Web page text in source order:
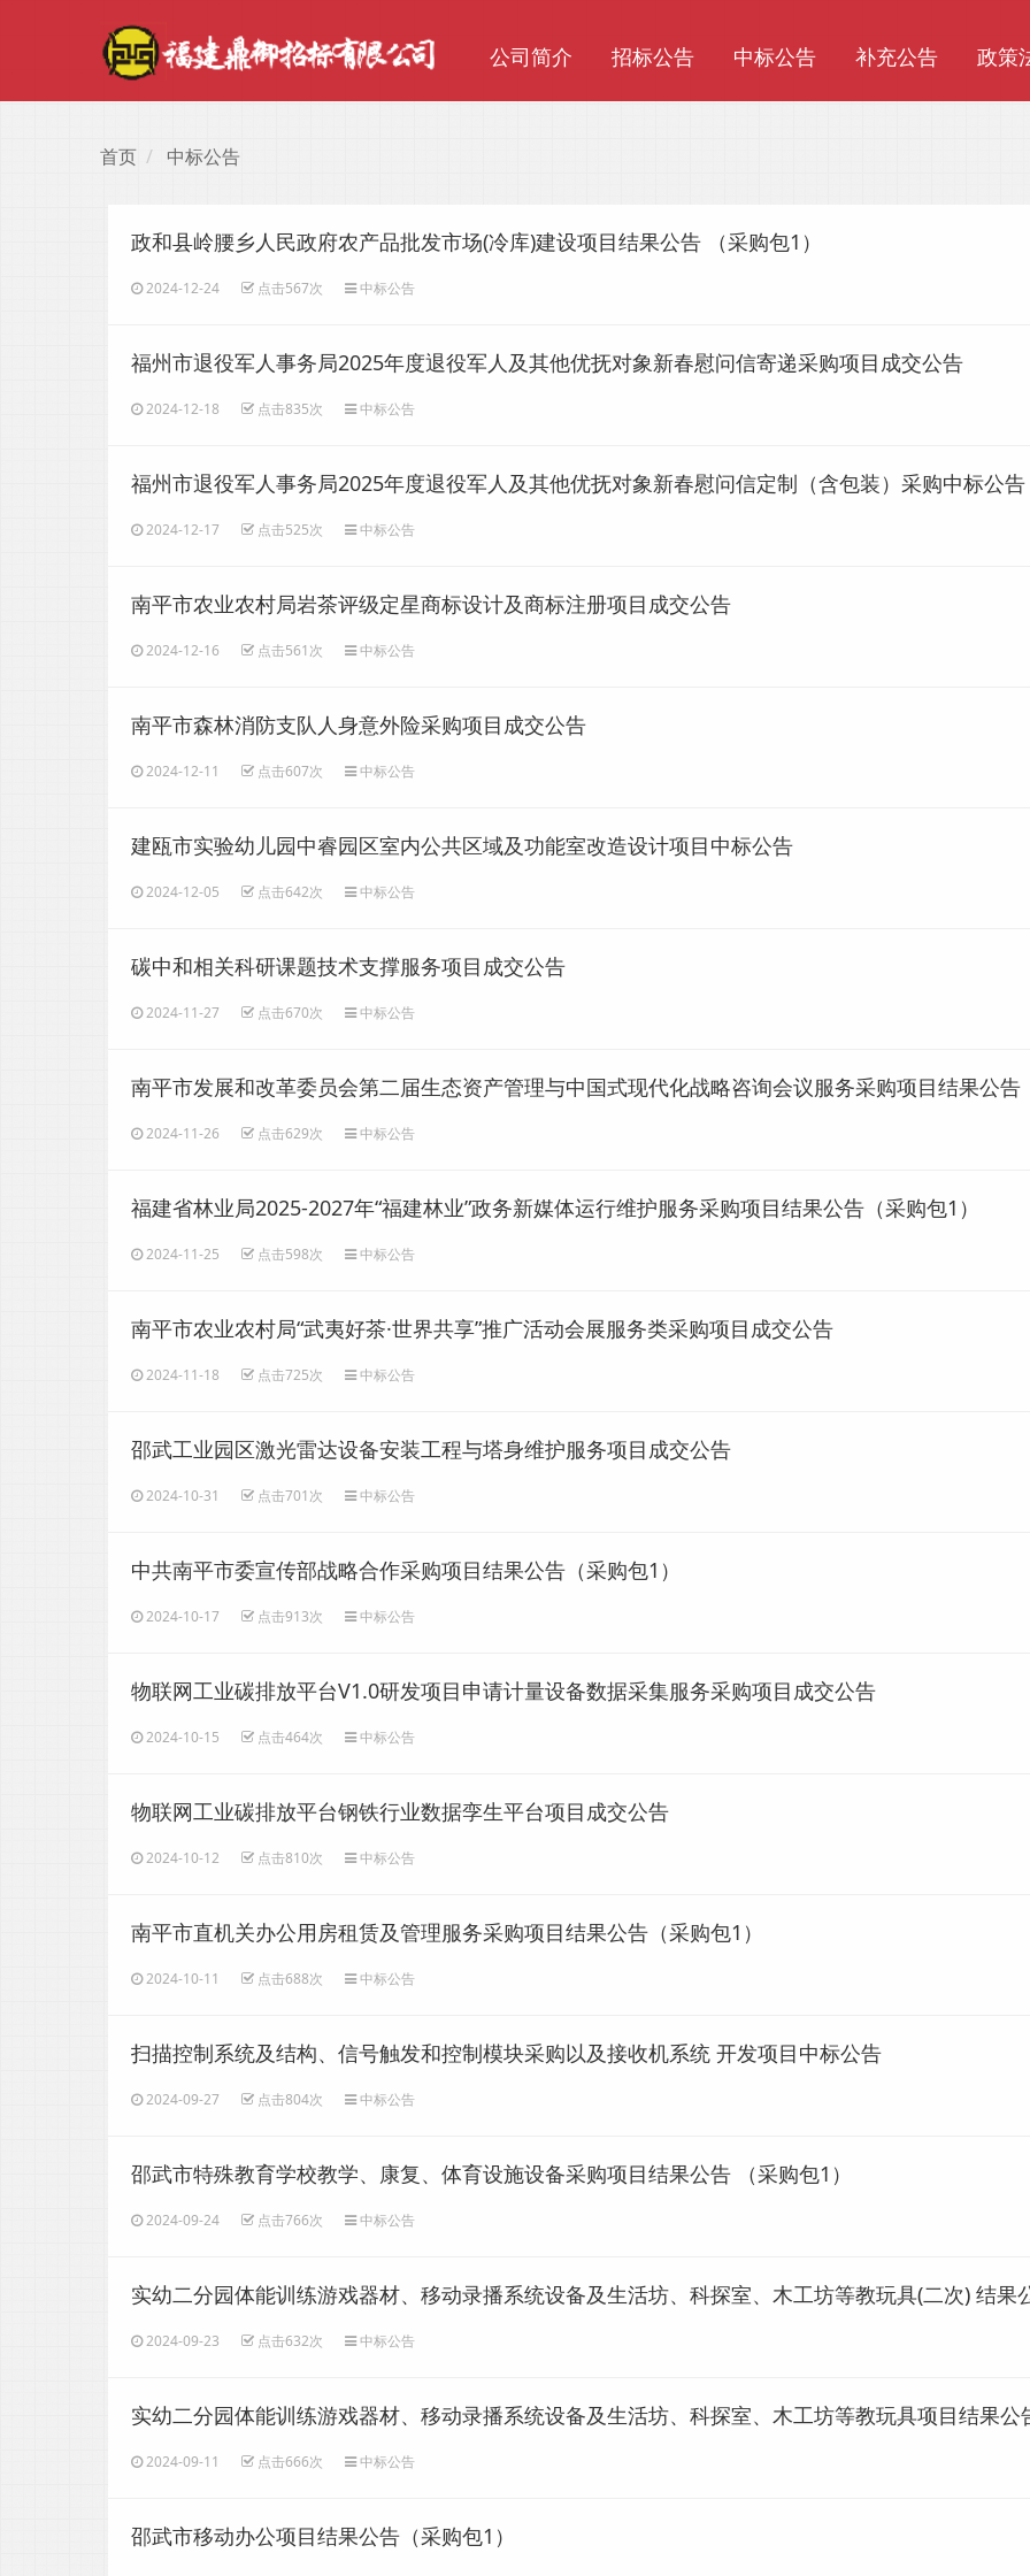
公司简介 招标公告 中标公告 补充公告 政策
首页 中标公告
政和县岭腰乡人民政府农产品批发市场(冷库)建设项目结果公告 （采购包1）
2024-12-24 点击567次 中标公告
福州市退役军人事务局2025年度退役军人及其他优抚对象新春慰问信寄递采购项目成交公告
2024-12-18 点击835次 中标公告
福州市退役军人事务局2025年度退役军人及其他优抚对象新春慰问信定制（含包装）采购中标公告
2024-12-17 点击525次 中标公告
南平市农业农村局岩茶评级定星商标设计及商标注册项目成交公告
2024-12-16 点击561次 中标公告
南平市森林消防支队人身意外险采购项目成交公告
2024-12-11 点击607次 中标公告
建瓯市实验幼儿园中睿园区室内公共区域及功能室改造设计项目中标公告
2024-12-05 点击642次 中标公告
碳中和相关科研课题技术支撑服务项目成交公告
2024-11-27 点击670次 中标公告
南平市发展和改革委员会第二届生态资产管理与中国式现代化战略咨询会议服务采购项目结果公告
2024-11-26 点击629次 中标公告
福建省林业局2025-2027年“福建林业”政务新媒体运行维护服务采购项目结果公告（采购包1）
2024-11-25 点击598次 中标公告
南平市农业农村局“武夷好茶·世界共享”推广活动会展服务类采购项目成交公告
2024-11-18 点击725次 中标公告
邵武工业园区激光雷达设备安装工程与塔身维护服务项目成交公告
2024-10-31 点击701次 中标公告
中共南平市委宣传部战略合作采购项目结果公告（采购包1）
2024-10-17 点击913次 中标公告
物联网工业碳排放平台V1.0研发项目申请计量设备数据采集服务采购项目成交公告
2024-10-15 点击464次 中标公告
物联网工业碳排放平台钢铁行业数据孪生平台项目成交公告
2024-10-12 点击810次 中标公告
南平市直机关办公用房租赁及管理服务采购项目结果公告（采购包1）
2024-10-11 点击688次 中标公告
扫描控制系统及结构、信号触发和控制模块采购以及接收机系统 开发项目中标公告
2024-09-27 点击804次 中标公告
邵武市特殊教育学校教学、康复、体育设施设备采购项目结果公告 （采购包1）
2024-09-24 点击766次 中标公告
实幼二分园体能训练游戏器材、移动录播系统设备及生活坊、科探室、木工坊等教玩具(二次) 结果
2024-09-23 点击632次 中标公告
实幼二分园体能训练游戏器材、移动录播系统设备及生活坊、科探室、木工坊等教玩具项目结果公
2024-09-11 点击666次 中标公告
邵武市移动办公项目结果公告（采购包1）